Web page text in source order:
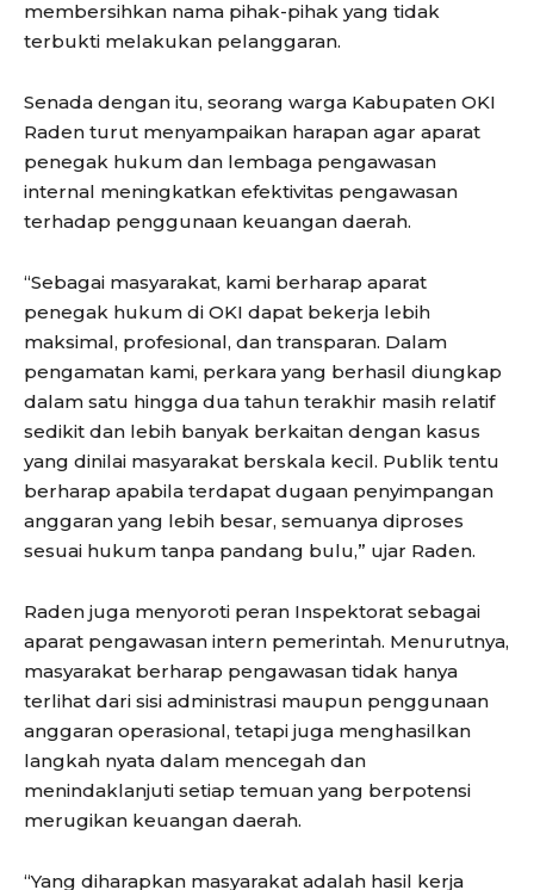
membersihkan nama pihak-pihak yang tidak
terbukti melakukan pelanggaran.
Senada dengan itu, seorang warga Kabupaten OKI
Raden turut menyampaikan harapan agar aparat
penegak hukum dan lembaga pengawasan
internal meningkatkan efektivitas pengawasan
terhadap penggunaan keuangan daerah.
“Sebagai masyarakat, kami berharap aparat
penegak hukum di OKI dapat bekerja lebih
maksimal, profesional, dan transparan. Dalam
pengamatan kami, perkara yang berhasil diungkap
dalam satu hingga dua tahun terakhir masih relatif
sedikit dan lebih banyak berkaitan dengan kasus
yang dinilai masyarakat berskala kecil. Publik tentu
berharap apabila terdapat dugaan penyimpangan
anggaran yang lebih besar, semuanya diproses
sesuai hukum tanpa pandang bulu,” ujar Raden.
Raden juga menyoroti peran Inspektorat sebagai
aparat pengawasan intern pemerintah. Menurutnya,
masyarakat berharap pengawasan tidak hanya
terlihat dari sisi administrasi maupun penggunaan
anggaran operasional, tetapi juga menghasilkan
langkah nyata dalam mencegah dan
menindaklanjuti setiap temuan yang berpotensi
merugikan keuangan daerah.
“Yang diharapkan masyarakat adalah hasil kerja